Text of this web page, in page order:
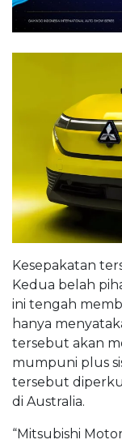
Kesepakatan
Kedua belah
ini tengah
hanya
tersebut akan
mumpuni plus
tersebut
di Australia.
“Mitsubishi